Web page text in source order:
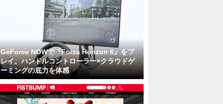
GeForce NOWで『Forza Horizon 6』をプ
レイ。ハンドルコントローラー×クラウドゲ
ーミングの底力を体感